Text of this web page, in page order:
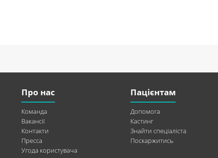
Про нас
Команда
Вакансії
Контакти
Пресса
Угода користувача
Пацієнтам
Допомога
Кастинг
Знайти спеціаліста
Поскаржитись